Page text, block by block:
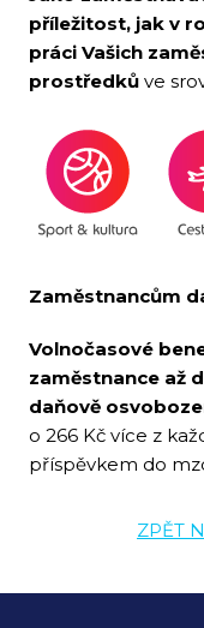
příležitost, jak v
práci Vašich
prostředků ve
Zaměstnancům
Volnočasové
zaměstnance až
daňově
o 266 Kč více z
příspěvkem do
ZPĚT